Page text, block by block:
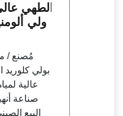
الطهي
ولي
بولي كلوريد
عالية